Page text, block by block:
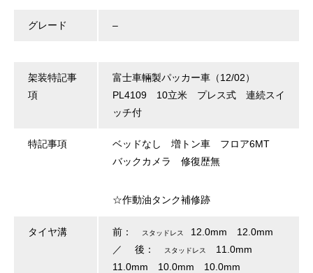
グレード –
架装特記事
項
富士車輛製パッカー車（12/02）
PL4109 10立米 プレス式 連続スイ
ッチ付
特記事項
ベッドなし 増トン車 フロア6MT
バックカメラ 修復歴無
☆作動油タンク補修跡
タイヤ溝 前： スタッドレス 12.0mm 12.0mm
／ 後：
スタッドレス
11.0mm
11.0mm 10.0mm 10.0mm